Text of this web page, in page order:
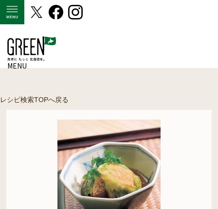
MENU
レシピ検索TOPへ戻る